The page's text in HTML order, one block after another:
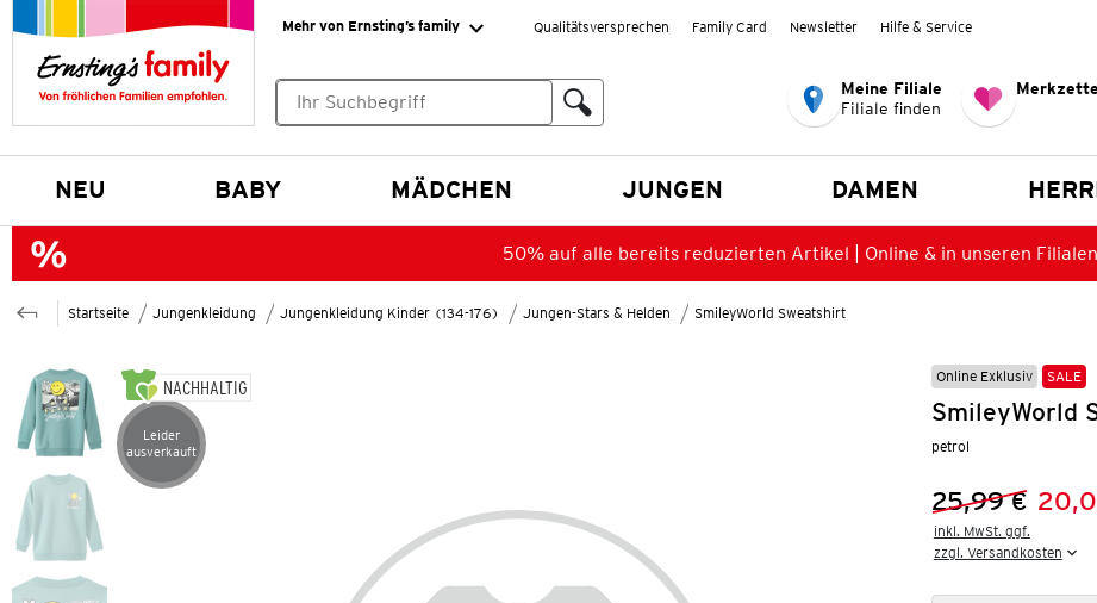
Mehr von Ernsting’s family Qualitätsversprechen Family Card Newsletter Hilfe & Service
Meine Filiale
Filiale finden
NEU BABY MÄDCHEN JUNGEN DAMEN
50% auf alle bereits reduzierten Artikel | Online & in unseren Filialen
Startseite Jungenkleidung Jungenkleidung Kinder (134-176) Jungen-Stars & Helden SmileyWorld Sweatshirt
NACHHALTIG
Artikel leider ausverkauft
Leider
ausverkauft
Online Exklusiv SALE
SmileyWorld
petrol
Vorheriger
25,99 €
Neuer Preis:
inkl. MwSt. ggf.
zzgl. Versandkosten